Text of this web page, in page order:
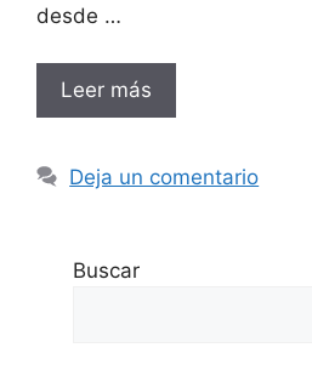
desde …
Leer más
Deja un comentario
Buscar